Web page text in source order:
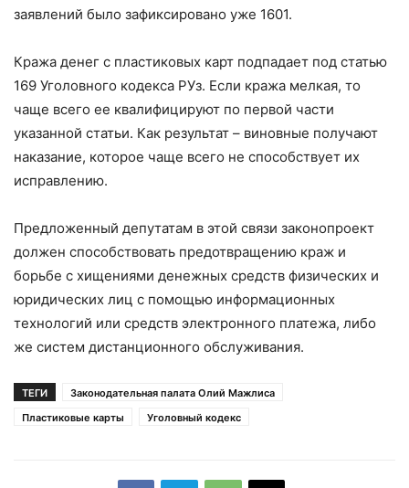
заявлений было зафиксировано уже 1601.
Кража денег с пластиковых карт подпадает под статью
169 Уголовного кодекса РУз. Если кража мелкая, то
чаще всего ее квалифицируют по первой части
указанной статьи. Как результат – виновные получают
наказание, которое чаще всего не способствует их
исправлению.
Предложенный депутатам в этой связи законопроект
должен способствовать предотвращению краж и
борьбе с хищениями денежных средств физических и
юридических лиц с помощью информационных
технологий или средств электронного платежа, либо
же систем дистанционного обслуживания.
ТЕГИ
Законодательная палата Олий Мажлиса
Пластиковые карты
Уголовный кодекс